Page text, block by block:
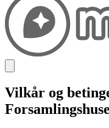
Vilkår og